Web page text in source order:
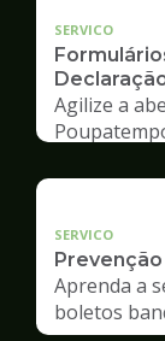
SERVICO
Agilize a
SERVICO
Aprenda a
boletos